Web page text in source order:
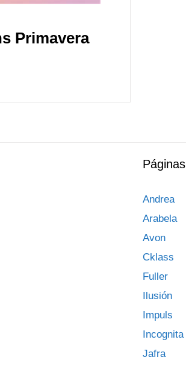
Primavera
Páginas
Andrea
Arabela
Avon
Cklass
Fuller
Ilusión
Impuls
Incognita
Jafra